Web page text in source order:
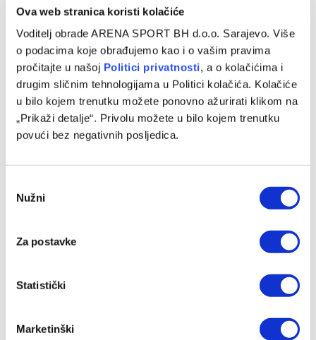
Ova web stranica koristi kolačiće
Voditelj obrade ARENA SPORT BH d.o.o. Sarajevo. Više
o podacima koje obrađujemo kao i o vašim pravima
pročitajte u našoj Politici privatnosti, a o kolačićima i
drugim sličnim tehnologijama u Politici kolačića. Kolačiće
u bilo kojem trenutku možete ponovno ažurirati klikom na
„Prikaži detalje“. Privolu možete u bilo kojem trenutku
povući bez negativnih posljedica.
Selection
Nužni
Za postavke
Statistički
Marketinški
Sarajevo u novu sezonu kreće utakmicom protiv Radnika,
Sloga gostuje Širokom Brijegu na Pecari
08/08/2026